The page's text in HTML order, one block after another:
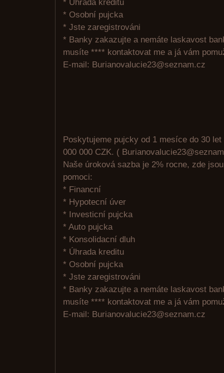
* Úhrada kreditu
* Osobní pujcka
* Jste zaregistrováni
* Banky zakazujte a nemáte laskavost
musíte **** kontaktovat me a já vám
E-mail: Burianovalucie23@seznam.cz
Poskytujeme pujcky od 1 mesíce do 30
000 000 CZK. (
Naše úroková sazba je 2% rocne, zde
pomoci:
* Financní
* Hypotecní úver
* Investicní pujcka
* Auto pujcka
* Konsolidacní dluh
* Úhrada kreditu
* Osobní pujcka
* Jste zaregistrováni
* Banky zakazujte a nemáte laskavost
musíte **** kontaktovat me a já vám
E-mail: Burianovalucie23@seznam.cz